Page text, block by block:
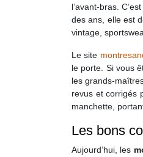
l’avant-bras.
des ans, elle est
vintage,
Le site
le porte. Si vous
les grands-
revus et corrigés
manchette,
Les bons
Aujourd’hui, les